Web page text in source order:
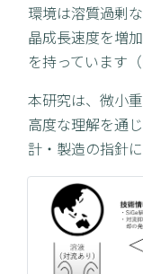
環境は溶質過剰
晶成長速度を増
を持っています（
本研究は、微小
高度な理解を通
計・製造の指針